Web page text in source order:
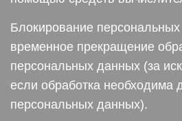
Блокирование
временное прекращение
персональных данных (за
если обработка необходима
персональных данных).